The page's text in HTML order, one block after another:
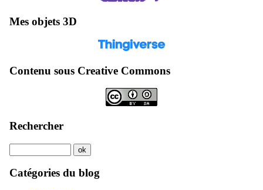
Mes objets 3D
Contenu sous Creative Commons
Rechercher
Catégories du blog